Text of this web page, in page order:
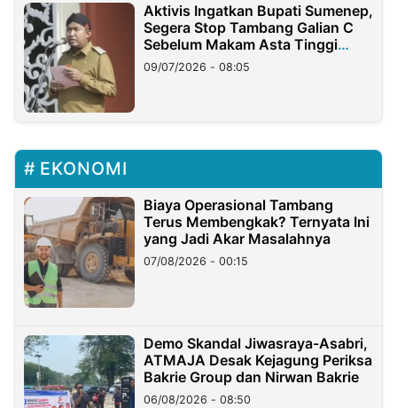
Aktivis Ingatkan Bupati Sumenep,
Segera Stop Tambang Galian C
Sebelum Makam Asta Tinggi
Longsor
09/07/2026 - 08:05
EKONOMI
Biaya Operasional Tambang
Terus Membengkak? Ternyata Ini
yang Jadi Akar Masalahnya
07/08/2026 - 00:15
Demo Skandal Jiwasraya-Asabri,
ATMAJA Desak Kejagung Periksa
Bakrie Group dan Nirwan Bakrie
06/08/2026 - 08:50